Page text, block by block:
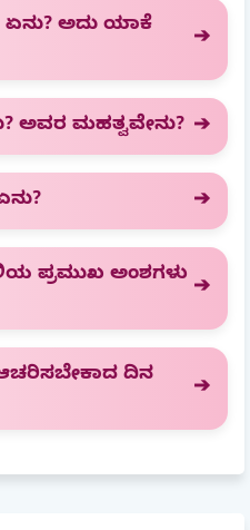
ಏನು? ಅದು ಯಾಕೆ
ಅವರ ಮಹತ್ವವೇನು?
ಪ್ರಮುಖ ಅಂಶಗಳು
ಆಚರಿಸಬೇಕಾದ ದಿನ